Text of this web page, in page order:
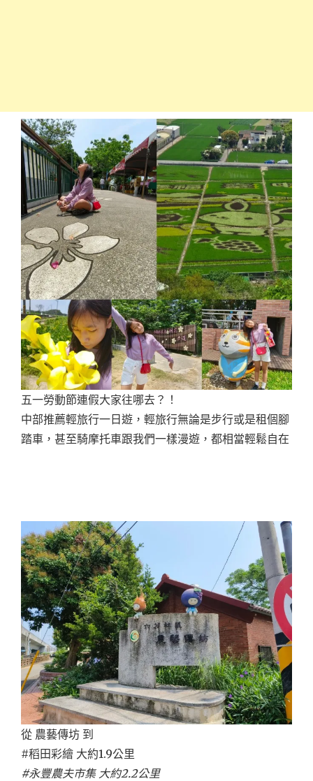
五一勞動節連假大家往哪去？！
中部推薦輕旅行一日遊，輕旅行無論是步行或是租個腳
踏車，甚至騎摩托車跟我們一樣漫遊，都相當輕鬆自在
從 農藝傳坊 到
#稻田彩繪 大約1.9公里
#永豐農夫市集 大約2.2公里